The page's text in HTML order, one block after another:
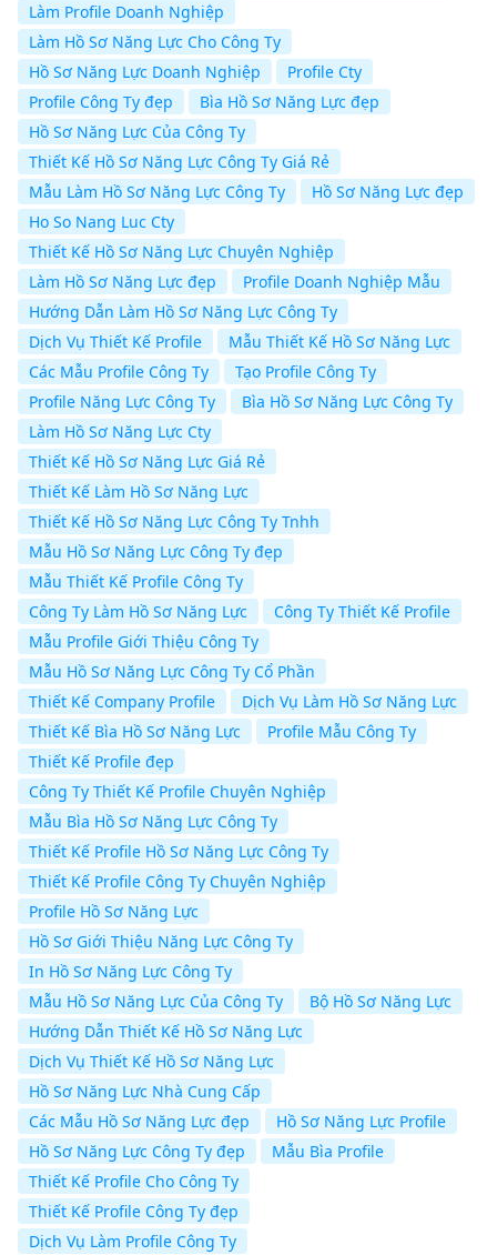
Làm Profile Doanh Nghiệp
Làm Hồ Sơ Năng Lực Cho Công Ty
Hồ Sơ Năng Lực Doanh Nghiệp
Profile Cty
Profile Công Ty đẹp
Bìa Hồ Sơ Năng Lực đẹp
Hồ Sơ Năng Lực Của Công Ty
Thiết Kế Hồ Sơ Năng Lực Công Ty Giá Rẻ
Mẫu Làm Hồ Sơ Năng Lực Công Ty
Hồ Sơ Năng Lực đẹp
Ho So Nang Luc Cty
Thiết Kế Hồ Sơ Năng Lực Chuyên Nghiệp
Làm Hồ Sơ Năng Lực đẹp
Profile Doanh Nghiệp Mẫu
Hướng Dẫn Làm Hồ Sơ Năng Lực Công Ty
Dịch Vụ Thiết Kế Profile
Mẫu Thiết Kế Hồ Sơ Năng Lực
Các Mẫu Profile Công Ty
Tạo Profile Công Ty
Profile Năng Lực Công Ty
Bìa Hồ Sơ Năng Lực Công Ty
Làm Hồ Sơ Năng Lực Cty
Thiết Kế Hồ Sơ Năng Lực Giá Rẻ
Thiết Kế Làm Hồ Sơ Năng Lực
Thiết Kế Hồ Sơ Năng Lực Công Ty Tnhh
Mẫu Hồ Sơ Năng Lực Công Ty đẹp
Mẫu Thiết Kế Profile Công Ty
Công Ty Làm Hồ Sơ Năng Lực
Công Ty Thiết Kế Profile
Mẫu Profile Giới Thiệu Công Ty
Mẫu Hồ Sơ Năng Lực Công Ty Cổ Phần
Thiết Kế Company Profile
Dịch Vụ Làm Hồ Sơ Năng Lực
Thiết Kế Bìa Hồ Sơ Năng Lực
Profile Mẫu Công Ty
Thiết Kế Profile đẹp
Công Ty Thiết Kế Profile Chuyên Nghiệp
Mẫu Bìa Hồ Sơ Năng Lực Công Ty
Thiết Kế Profile Hồ Sơ Năng Lực Công Ty
Thiết Kế Profile Công Ty Chuyên Nghiệp
Profile Hồ Sơ Năng Lực
Hồ Sơ Giới Thiệu Năng Lực Công Ty
In Hồ Sơ Năng Lực Công Ty
Mẫu Hồ Sơ Năng Lực Của Công Ty
Bộ Hồ Sơ Năng Lực
Hướng Dẫn Thiết Kế Hồ Sơ Năng Lực
Dịch Vụ Thiết Kế Hồ Sơ Năng Lực
Hồ Sơ Năng Lực Nhà Cung Cấp
Các Mẫu Hồ Sơ Năng Lực đẹp
Hồ Sơ Năng Lực Profile
Hồ Sơ Năng Lực Công Ty đẹp
Mẫu Bìa Profile
Thiết Kế Profile Cho Công Ty
Thiết Kế Profile Công Ty đẹp
Dịch Vụ Làm Profile Công Ty